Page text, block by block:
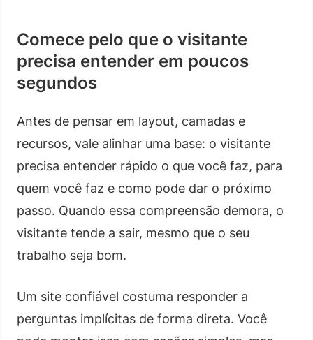
Comece pelo que o visitante
precisa entender em poucos
segundos
Antes de pensar em layout, camadas e
recursos, vale alinhar uma base: o visitante
precisa entender rápido o que você faz, para
quem você faz e como pode dar o próximo
passo. Quando essa compreensão demora, o
visitante tende a sair, mesmo que o seu
trabalho seja bom.
Um site confiável costuma responder a
perguntas implícitas de forma direta. Você